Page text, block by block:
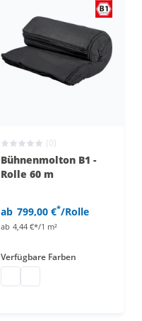
(0)
Bühnenmolton B1 -
Rolle 60 m
ab 799,00 €*/Rolle
ab 4,44 €*/1 m²
Verfügbare Farben